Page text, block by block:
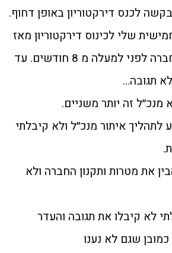
לכנס דירקטוריון באופן דחוף.
שלי לכינוס דירקטוריון מאז
מינויי לדירקטור בחברה לפני למעלה מ 8 חודשים. עד
תגובה…
זה יותר משניים.
לתהליך איתור מנכ״ל ולא קיבלתי
את מטרות ותקנון החברה ולא
לא קיבלו את תגובה והעדר
כמובן שגם לא נענו